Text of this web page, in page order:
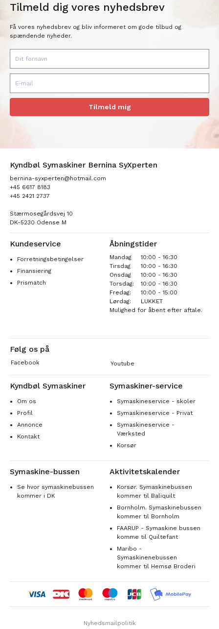
Tilmeld dig vores nyhedsbrev
Få vores nyhedsbrev og bliv informeret om gode tilbud og
spændende nyheder.
Tilmeld mig
Kyndbøl Symaskiner Bernina SyXperten
bernina-syxperten@hotmail.com
+45 6617 8183
+45 2421 2737
Stærmosegårdsvej 10
DK-5230 Odense M
Kundeservice
Forretningsbetingelser
Finansiering
Prismatch
Åbningstider
Mandag
10:00 - 16:30
Tirsdag
10:00 - 16:30
Onsdag
10:00 - 16:30
Torsdag:
10:00 - 16:30
Fredag:
10:00 - 15:00
Lørdag:
LUKKET
Mulighed for åbent efter aftale.
Følg os på
Facebook Youtube
Kyndbøl Symaskiner
Om os
Profil
Annonce
Kontakt
Symaskiner-service
Symaskineservice - skoler
Symaskineservice - Privat
Symaskineservice -
Værksted
Korsør
Symaskine-bussen
Se hvor symaskinebussen
kommer i DK
Aktivitetskalender
Korsør. Symaskinebussen
kommer til Baliquilt
Bornholm. Symaskinebussen
kommer til Bornholm
FAARUP - Symaskine bussen
komme til Quiltefant
Maribo -
Symaskinenebussen
kommer til Hemsø Broderi
Nyhedsmailpolitik